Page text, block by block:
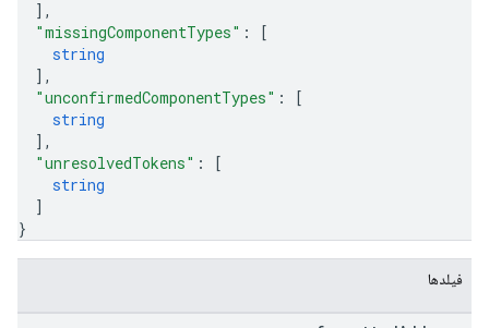
] ,
"missingComponentTypes" :
[
string
] ,
"unconfirmedComponentTypes" :
[
string
] ,
"unresolvedTokens" :
[
string
]
}
فیلدها